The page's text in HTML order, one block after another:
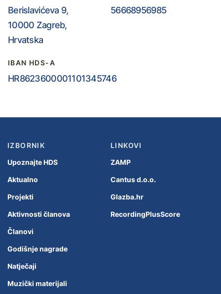
Berislavićeva 9,
10000 Zagreb,
Hrvatska
56668956985
IBAN HDS-A
HR8623600001101345746
IZBORNIK
Upoznajte HDS
Aktualno
Projekti
Aktivnosti članova
Članovi
Godišnje nagrade
Natječaji
Muzički materijali
LINKOVI
ZAMP
Cantus d.o.o.
Glazba.hr
RecordingPlusScore